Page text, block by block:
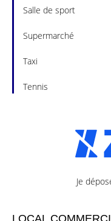
Salle de sport
Supermarché
Taxi
Tennis
Je